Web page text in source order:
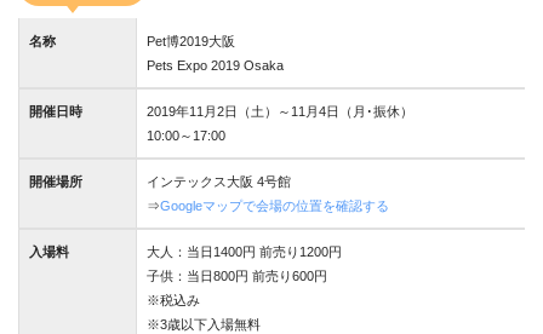
名称
Pet博2019大阪
Pets Expo 2019 Osaka
開催日時
2019年11月2日（土）～11月4日（月･振休）
10:00～17:00
開催場所
インテックス大阪 4号館
⇒Googleマップで会場の位置を確認する
入場料
大人：当日1400円 前売り1200円
子供：当日800円 前売り600円
※税込み
※3歳以下入場無料